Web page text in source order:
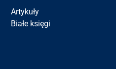
Artykuły
Białe księgi